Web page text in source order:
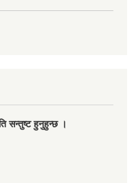
सन्तुष्ट हुनुहुन्छ ।